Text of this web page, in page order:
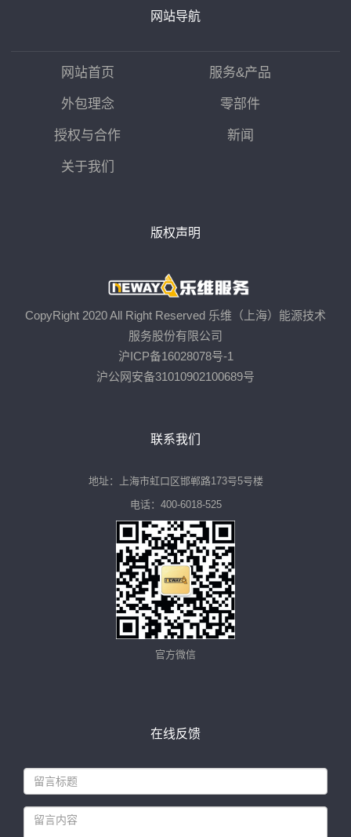
网站导航
网站首页 服务&产品
外包理念 零部件
授权与合作 新闻
关于我们
版权声明
CopyRight 2020 All Right Reserved 乐维（上海）能源技术
服务股份有限公司
沪ICP备16028078号-1
沪公网安备31010902100689号
联系我们
地址：上海市虹口区邯郸路173号5号楼
电话：400-6018-525
官方微信
在线反馈